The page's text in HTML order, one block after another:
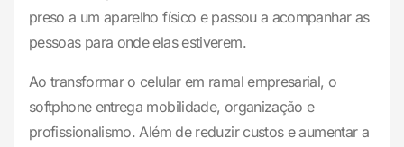
preso a um aparelho físico e passou a acompanhar as
pessoas para onde elas estiverem.
Ao transformar o celular em ramal empresarial, o
softphone entrega mobilidade, organização e
profissionalismo. Além de reduzir custos e aumentar a